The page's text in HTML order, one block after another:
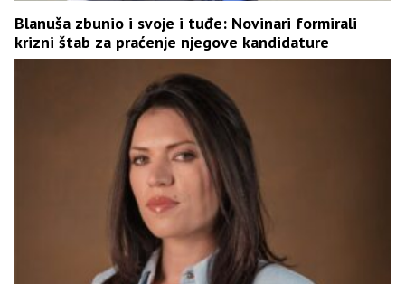
Blanuša zbunio i svoje i tuđe: Novinari formirali
krizni štab za praćenje njegove kandidature